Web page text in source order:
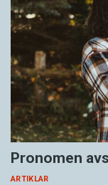
Pronomen
ARTIKLAR